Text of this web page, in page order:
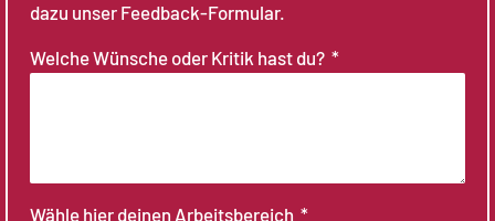
dazu unser Feedback-Formular.
Welche Wünsche oder Kritik hast du?
Wähle hier deinen Arbeitsbereich